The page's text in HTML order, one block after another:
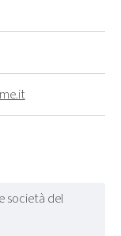
società del